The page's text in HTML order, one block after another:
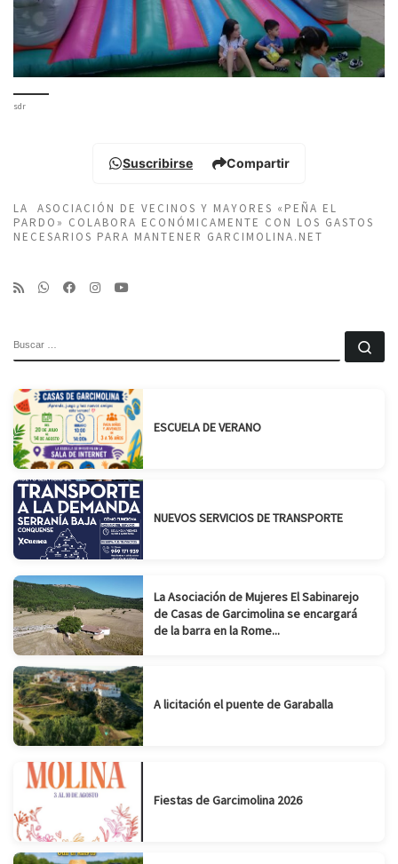
sdr
Suscribirse Compartir
LA ASOCIACIÓN DE VECINOS Y MAYORES «PEÑA EL
PARDO» COLABORA ECONÓMICAMENTE CON LOS GASTOS
NECESARIOS PARA MANTENER GARCIMOLINA.NET
ESCUELA DE VERANO
NUEVOS SERVICIOS DE TRANSPORTE
La Asociación de Mujeres El Sabinarejo
de Casas de Garcimolina se encargará
de la barra en la Rome...
A licitación el puente de Garaballa
Fiestas de Garcimolina 2026